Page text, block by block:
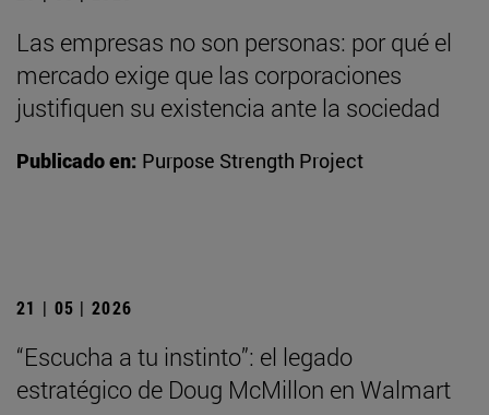
Las empresas no son personas: por qué el
mercado exige que las corporaciones
justifiquen su existencia ante la sociedad
Publicado en: Purpose Strength Project
21 | 05 | 2026
“Escucha a tu instinto”: el legado
estratégico de Doug McMillon en Walmart